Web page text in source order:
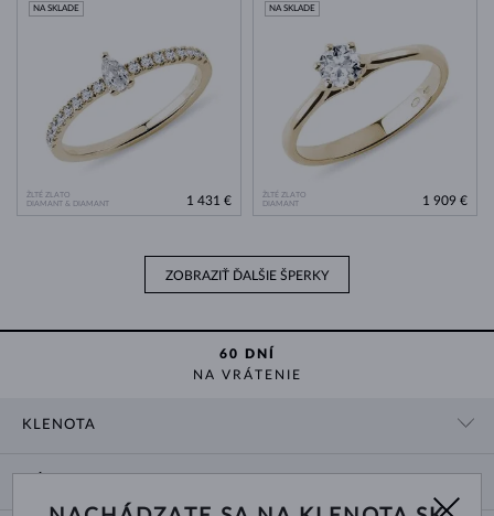
ŽLTÉ ZLATO
DIAMANT & DIAMANT
NA SKLADE
1 431 €
ŽLTÉ ZLATO
DIAMANT
NA SKLADE
1 909 €
ZOBRAZIŤ ĎALŠIE ŠPERKY
60 DNÍ
NA VRÁTENIE
KLENOTA